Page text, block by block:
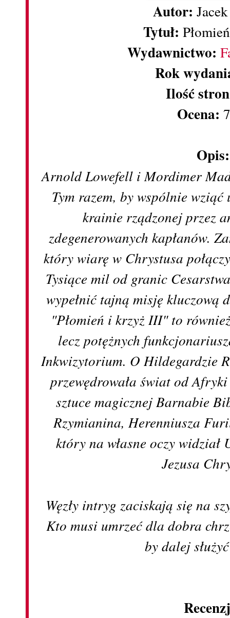
Autor:
Tytuł:
Wydawnictwo:
Rok
Ilość
Ocena:
Arnold Lowefell i Mordimer
Tym razem, by wspólnie
krainie rządzonej przez
zdegenerowanych kapłanów.
który wiarę w Chrystusa
Tysiące mil od granic
wypełnić tajną misję kluczową
"Płomień i krzyż III" to
lecz potężnych
Inkwizytorium. O Hildegardzie
przewędrowała świat od
sztuce magicznej Barnabie
Rzymianina, Herenniusza
który na własne oczy
Jezusa
Węzły intryg zaciskają się na
Kto musi umrzeć dla dobra
by dalej